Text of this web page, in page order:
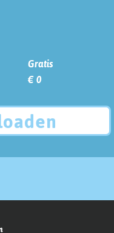
Gratis
€ 0